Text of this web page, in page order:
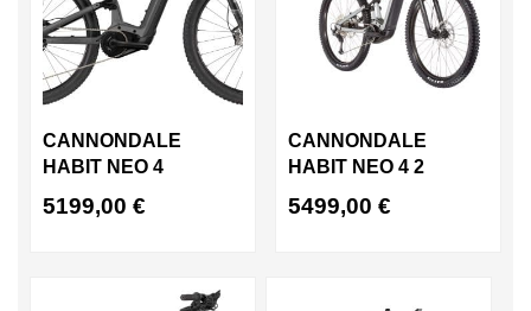
CANNONDALE
HABIT NEO 4
5199,00 €
CANNONDALE
HABIT NEO 4 2
5499,00 €